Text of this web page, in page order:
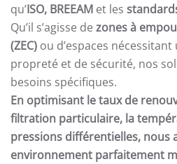
qu’ISO, BREEAM et les
Qu’il s’agisse de zones à
(ZEC) ou d’espaces
propreté et de sécurité, nos
besoins spécifiques.
En optimisant le taux de
filtration particulaire, la
pressions différentielles, nous
environnement parfaitement